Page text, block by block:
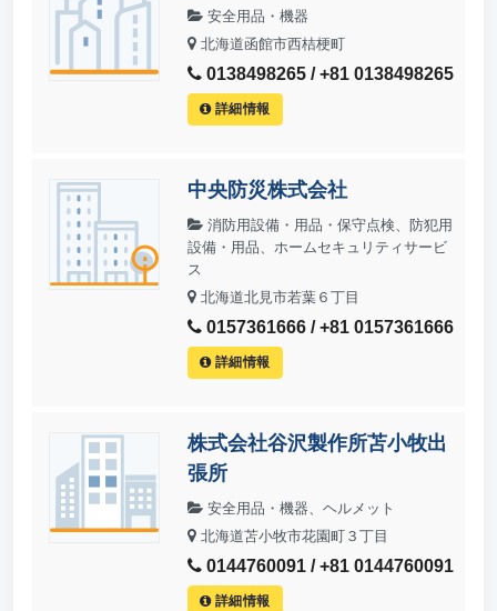
安全用品・機器
北海道函館市西桔梗町
0138498265 / +81 0138498265
詳細情報
中央防災株式会社
消防用設備・用品・保守点検、防犯用
設備・用品、ホームセキュリティサービ
ス
北海道北見市若葉６丁目
0157361666 / +81 0157361666
詳細情報
株式会社谷沢製作所苫小牧出
張所
安全用品・機器、ヘルメット
北海道苫小牧市花園町３丁目
0144760091 / +81 0144760091
詳細情報